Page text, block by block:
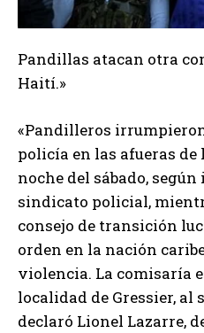
Pandillas atacan otra
Haití.»
«Pandilleros
policía en las afueras
noche del sábado,
sindicato policial,
consejo de transición
orden en la nación
violencia. La comisaría
localidad de Gressier, al
declaró Lionel Lazarre,